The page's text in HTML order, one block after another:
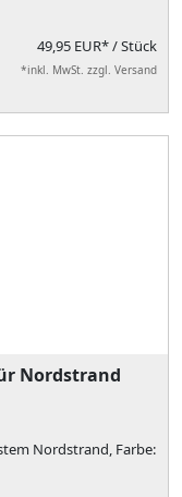
49,95 EUR*/ Stück
*inkl. MwSt. zzgl. Versand
Nordstrand
Nordstrand, Farbe: